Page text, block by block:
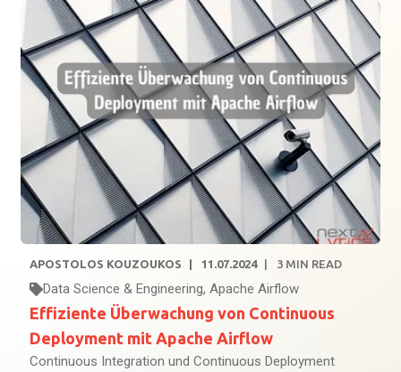
APOSTOLOS KOUZOUKOS 11.07.2024 3 MIN READ
Data Science & Engineering, Apache Airflow
Effiziente Überwachung von Continuous
Deployment mit Apache Airflow
Continuous Integration und Continuous Deployment